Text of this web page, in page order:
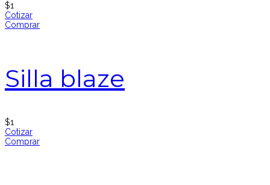
$1
Cotizar
Comprar
Silla blaze
$1
Cotizar
Comprar